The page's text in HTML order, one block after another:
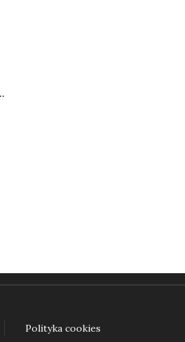
ujęcie praktyczne
Polityka cookies